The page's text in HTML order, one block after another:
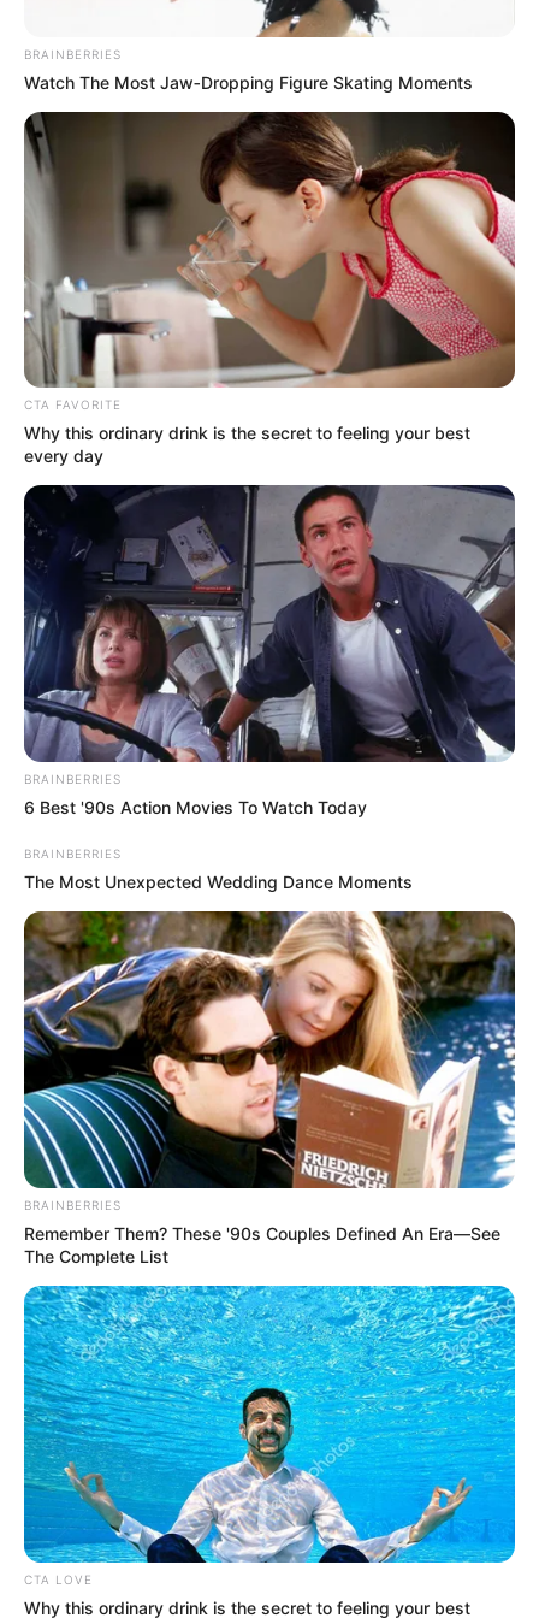
Diseño de Magnific - www.magnific.com /
Colprensa
Cortes de luz en Bolívar y Cartagena, lunes 6 de julio
2026.
Por:Gustavo Gómez Martínez
Julio 5, 2026
COMPARTIR
UNIRSE AL CANAL DE WHATSAPP
Afinia, empresa filia del Grupo EPM (
Empresas Públicas
de Medellín), es la encargada de distribuir la energía
de Magdalena y Sucre.
La compañía ya confirmó la lista de zonas de Bolívar y
Cartagena con cortes de luz programados para el lunes
6 de julio de 2026
, que responden a trabajos de
"mantenimiento, reposición de infraestructura,
normalización de equipos ymejoras en subestaciones
de diversos municipios".
LEA TAMBIÉN
El alcalde de Cartagena le puso
tarea al nuevo MinAmbiente: el
Canal del Dique no puede esperar
BRAINBERRIES
Watch The Most Jaw‑Dropping Figure Skating Moments
CTA FAVORITE
Why this ordinary drink is the secret to feeling your best
every day
BRAINBERRIES
6 Best '90s Action Movies To Watch Today
BRAINBERRIES
The Most Unexpected Wedding Dance Moments
BRAINBERRIES
Remember Them? These '90s Couples Defined An Era—See
The Complete List
CTA LOVE
Why this ordinary drink is the secret to feeling your best